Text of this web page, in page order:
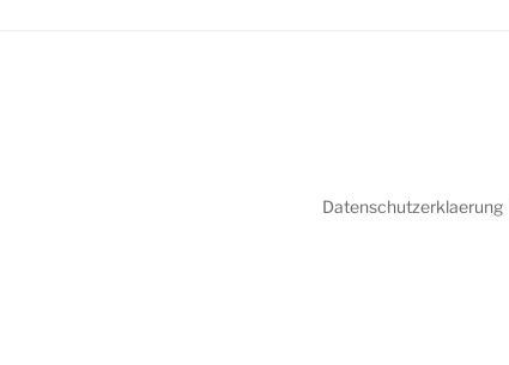
Datenschutzerklaerung